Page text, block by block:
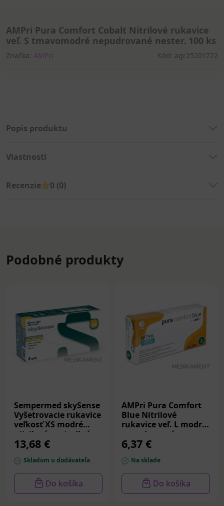
AMPri Pura Comfort Cobalt Nitrilové rukavice
veľ. S tmavomodré nepudrované nester. 100 ks
Značka: AMPri Kód: agr25201722
Popis produktu
Vlastnosti
Recenzie 0 (0)
Podobné produkty
Sempermed skySense
Vyšetrovacie rukavice
veľkosť XS modré
nitrilové nesterilné
200 ks
13,68 €
Skladom u dodávateľa
Do košíka
AMPri Pura Comfort
Blue Nitrilové
rukavice veľ. L modré
nepudrované
nesterilné 100 ks
6,37 €
Na sklade
Do košíka